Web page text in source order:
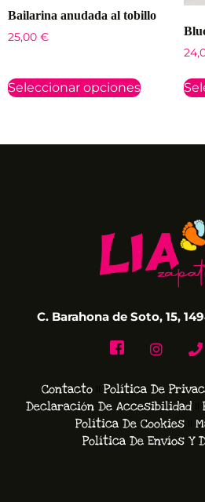
Bailarina anudada al tobillo
25,00 €
Seleccionar opciones
C. Barahona de Soto, 15,
Contacto Política De
Declaración De Accesibilidad
Política De Cookies
Política De Envíos Y